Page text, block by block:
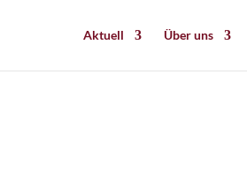
Aktuell Über uns